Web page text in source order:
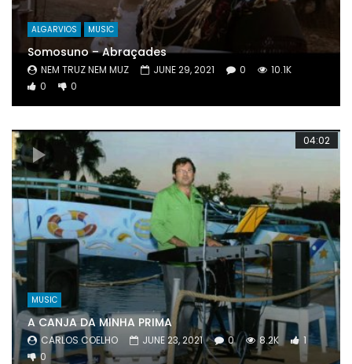
ALGARVIOS MUSIC
Somosuno – Abraçades
NEM TRUZ NEM MUZ JUNE 29, 2021 0
10.1K
0
0
04:02
MUSIC
A CANJA DA MINHA PRIMA
CARLOS COELHO JUNE 23, 2021 0 8.2K
1
0